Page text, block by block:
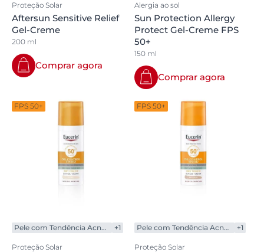
Proteção Solar
Aftersun Sensitive Relief
Gel-Creme
200 ml
Comprar agora
Alergia ao sol
Sun Protection Allergy
Protect Gel-Creme FPS
50+
150 ml
Comprar agora
FPS 50+
Pele com Tendência Acneica +1
Proteção Solar
FPS 50+
Pele com Tendência Acneica +1
Proteção Solar